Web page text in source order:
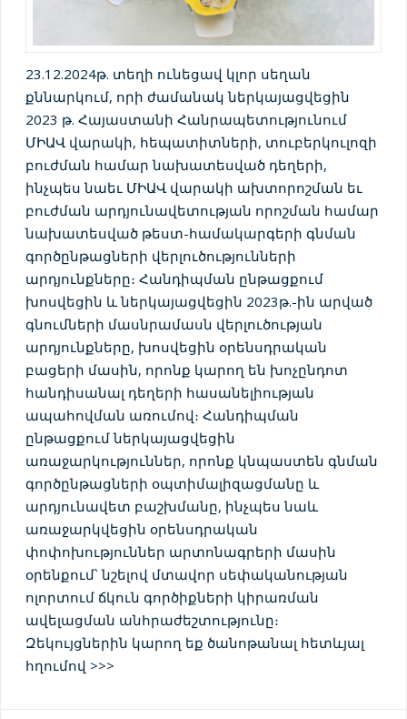
23.12.2024թ. տեղի ունեցավ կլոր սեղան
քննարկում, որի ժամանակ ներկայացվեցին
2023 թ. Հայաստանի Հանրապետությունում
ՄԻԱՎ վարակի, հեպատիտների, տուբերկուլոզի
բուժման համար նախատեսված դեղերի,
ինչպես նաեւ ՄԻԱՎ վարակի ախտորոշման եւ
բուժման արդյունավետության որոշման համար
նախատեսված թեստ-համակարգերի գնման
գործընթացների վերլուծությունների
արդյունքները։ Հանդիպման ընթացքում
խոսվեցին և ներկայացվեցին 2023թ.-ին արված
գնումների մասնրամասն վերլուծության
արդյունքները, խոսվեցին օրենսդրական
բացերի մասին, որոնք կարող են խոչընդոտ
հանդիսանալ դեղերի հասանելիության
ապահովման առումով։ Հանդիպման
ընթացքում ներկայացվեցին
առաջարկություններ, որոնք կնպաստեն գնման
գործընթացների օպտիմալիզացմանը և
արդյունավետ բաշխմանը, ինչպես նաև
առաջարկվեցին օրենսդրական
փոփոխություններ արտոնագրերի մասին
օրենքում՝ նշելով մտավոր սեփականության
ոլորտում ճկուն գործիքների կիրառման
ավելացման անհրաժեշտությունը։
Զեկույցներին կարող եք ծանոթանալ հետևյալ
հղումով >>>